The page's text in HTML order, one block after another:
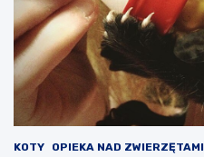
z
m
i
e
n
a
?
KOTY OPIEKA NAD ZWIERZĘTAMI